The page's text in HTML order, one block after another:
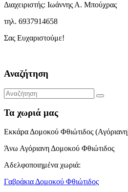
Διαχειριστής: Ιωάννης Α. Μπούχρας
τηλ. 6937914658
Σας Ευχαριστούμε!
Αναζήτηση
Τα χωριά μας
Εκκάρα Δομοκού Φθιώτιδος
Άνω Αγόριανη Δομοκού Φθιώτιδος
Αδελφοποιημένα χωριά:
Γαβράκια Δομοκού Φθιώτιδος